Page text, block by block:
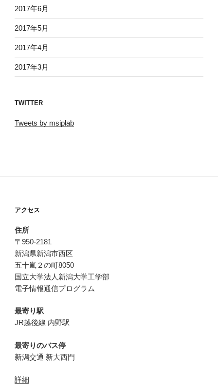
2017年6月
2017年5月
2017年4月
2017年3月
TWITTER
Tweets by msiplab
アクセス
住所
〒950-2181
新潟県新潟市西区
五十嵐２の町8050
国立大学法人新潟大学工学部
電子情報通信プログラム
最寄り駅
JR越後線 内野駅
最寄りのバス停
新潟交通 新大西門
詳細